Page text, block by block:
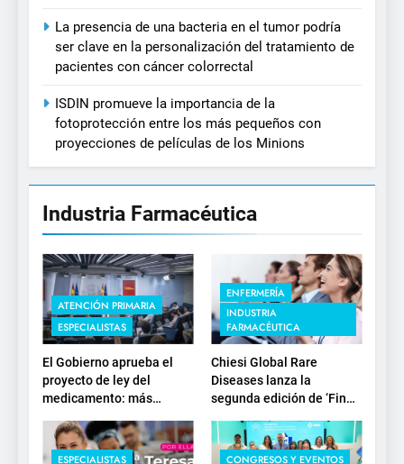
La presencia de una bacteria en el tumor podría
ser clave en la personalización del tratamiento de
pacientes con cáncer colorrectal
ISDIN promueve la importancia de la
fotoprotección entre los más pequeños con
proyecciones de películas de los Minions
Industria Farmacéutica
ATENCIÓN PRIMARIA
ESPECIALISTAS
El Gobierno aprueba el
proyecto de ley del
medicamento: más
estratégica y
modernización para el
ENFERMERÍA
INDUSTRIA
FARMACÉUTICA
Chiesi Global Rare
Diseases lanza la
segunda edición de ‘Find
investigación en
enfermedades de
ESPECIALISTAS CONGRESOS Y EVENTOS